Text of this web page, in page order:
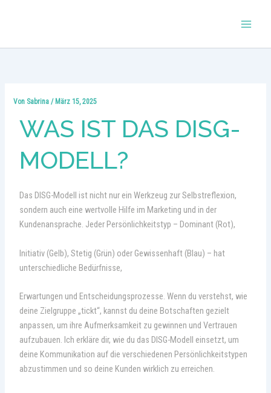
Von Sabrina/ März 15, 2025
WAS IST DAS DISG-
MODELL?
Das DISG-Modell ist nicht nur ein Werkzeug zur Selbstreflexion,
sondern auch eine wertvolle Hilfe im Marketing und in der
Kundenansprache. Jeder Persönlichkeitstyp – Dominant (Rot),
Initiativ (Gelb), Stetig (Grün) oder Gewissenhaft (Blau) – hat
unterschiedliche Bedürfnisse,
Erwartungen und Entscheidungsprozesse. Wenn du verstehst, wie
deine Zielgruppe „tickt“, kannst du deine Botschaften gezielt
anpassen, um ihre Aufmerksamkeit zu gewinnen und Vertrauen
aufzubauen. Ich erkläre dir, wie du das DISG-Modell einsetzt, um
deine Kommunikation auf die verschiedenen Persönlichkeitstypen
abzustimmen und so deine Kunden wirklich zu erreichen.